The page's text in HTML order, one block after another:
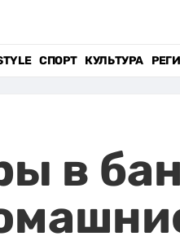
СПОРТ КУЛЬТУРА
в